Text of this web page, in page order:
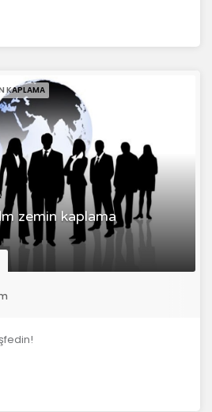
zemin kaplama
KAPLAMA